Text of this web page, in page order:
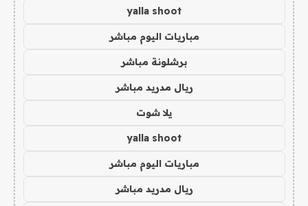
yalla shoot
مباريات اليوم مباشر
برشلونة مباشر
ريال مدريد مباشر
يلا شوت
yalla shoot
مباريات اليوم مباشر
ريال مدريد مباشر